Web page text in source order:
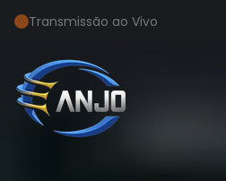
Transmissão ao Vivo